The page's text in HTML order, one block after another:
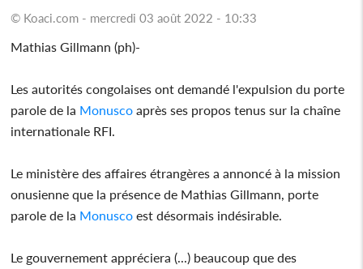
© Koaci.com - mercredi 03 août 2022 - 10:33
Mathias Gillmann (ph)-
Les autorités congolaises ont demandé l'expulsion du porte
parole de la Monusco après ses propos tenus sur la chaîne
internationale RFI.
Le ministère des affaires étrangères a annoncé à la mission
onusienne que la présence de Mathias Gillmann, porte
parole de la Monusco est désormais indésirable.
Le gouvernement appréciera (...) beaucoup que des